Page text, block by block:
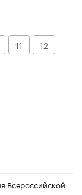
11
12
Всероссийской